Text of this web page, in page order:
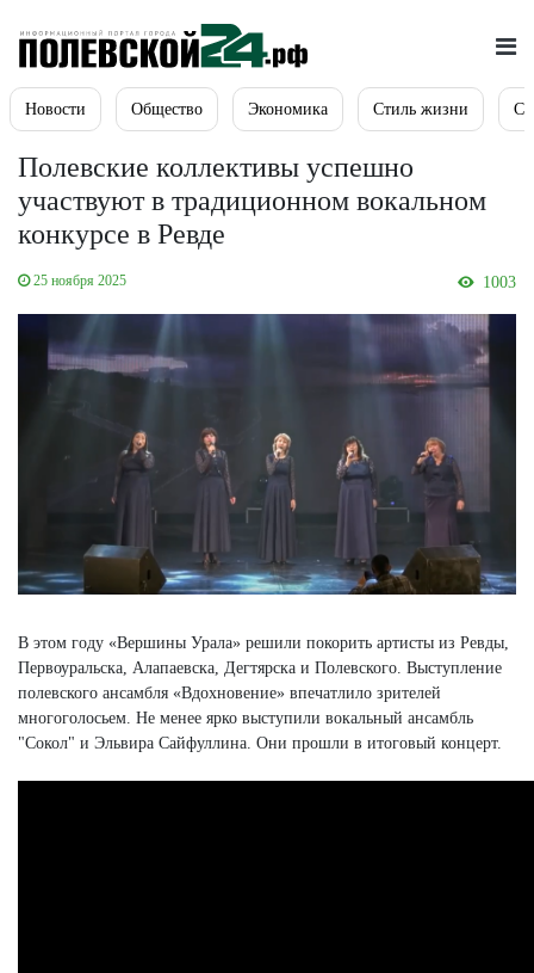
Новости Общество Экономика Стиль жизни
Полевские коллективы успешно
участвуют в традиционном вокальном
конкурсе в Ревде
25 ноября 2025 1003
В этом году «Вершины Урала» решили покорить артисты из Ревды,
Первоуральска, Алапаевска, Дегтярска и Полевского. Выступление
полевского ансамбля «Вдохновение» впечатлило зрителей
многоголосьем. Не менее ярко выступили вокальный ансамбль
"Сокол" и Эльвира Сайфуллина. Они прошли в итоговый концерт.